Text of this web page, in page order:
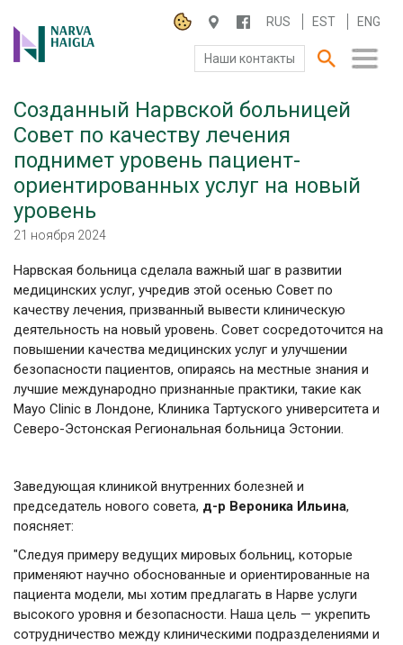
RUS EST ENG
Наши контакты
О БОЛЬНИЦЕ
ПАЦИЕНТАМ И ПОСЕТИТЕЛЯМ
ПАРТНЕРУ ПО СОТРУДНИЧЕСТВУ
РАБОТА И ПРАКТИКА
Созданный Нарвской больницей
Совет по качеству лечения
поднимет уровень пациент-
ориентированных услуг на новый
уровень
21 ноября 2024
Нарвская больница сделала важный шаг в развитии
медицинских услуг, учредив этой осенью Совет по
качеству лечения, призванный вывести клиническую
деятельность на новый уровень. Совет сосредоточится на
повышении качества медицинских услуг и улучшении
безопасности пациентов, опираясь на местные знания и
лучшие международно признанные практики, такие как
Mayo Clinic в Лондоне, Клиника Тартуского университета и
Северо-Эстонская Региональная больница Эстонии.
Заведующая клиникой внутренних болезней и
председатель нового совета, д-р Вероника Ильина,
поясняет:
"Следуя примеру ведущих мировых больниц, которые
применяют научно обоснованные и ориентированные на
пациента модели, мы хотим предлагать в Нарве услуги
высокого уровня и безопасности. Наша цель — укрепить
сотрудничество между клиническими подразделениями и